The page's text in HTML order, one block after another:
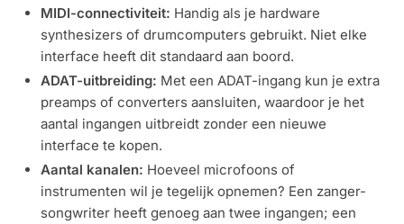
MIDI-connectiviteit: Handig als je hardware
synthesizers of drumcomputers gebruikt. Niet elke
interface heeft dit standaard aan boord.
ADAT-uitbreiding: Met een ADAT-ingang kun je extra
preamps of converters aansluiten, waardoor je het
aantal ingangen uitbreidt zonder een nieuwe
interface te kopen.
Aantal kanalen: Hoeveel microfoons of
instrumenten wil je tegelijk opnemen? Een zanger-
songwriter heeft genoeg aan twee ingangen; een